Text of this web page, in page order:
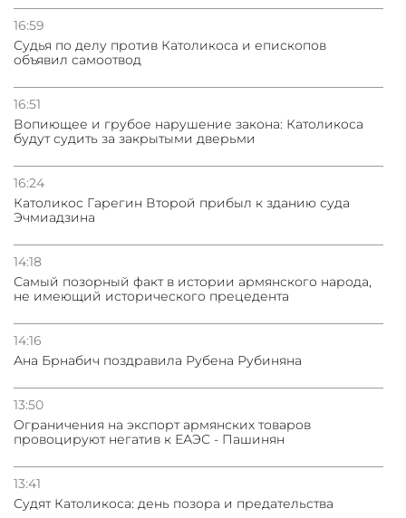
16:59
Судья по делу против Католикоса и епископов
объявил самоотвод
16:51
Вопиющее и грубое нарушение закона: Католикоса
будут судить за закрытыми дверьми
16:24
Католикос Гарегин Второй прибыл к зданию суда
Эчмиадзина
14:18
Самый позорный факт в истории армянского народа,
не имеющий исторического прецедента
14:16
Ана Брнабич поздравила Рубена Рубиняна
13:50
Oграничения на экспорт армянских товаров
провоцируют негатив к ЕАЭС - Пашинян
13:41
Судят Католикоса: день позора и предательства